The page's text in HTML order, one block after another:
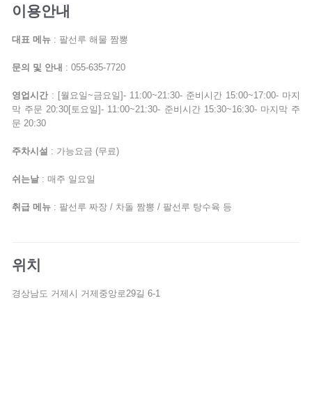
이용안내
대표 메뉴 : 팔선루 해물 짬뽕
문의 및 안내 : 055-635-7720
영업시간 : [월요일~금요일]- 11:00~21:30- 준비시간 15:00~17:00- 마지
막 주문 20:30[토요일]- 11:00~21:30- 준비시간 15:30~16:30- 마지막 주
문 20:30
주차시설 : 가능요금 (무료)
쉬는날 : 매주 일요일
취급 메뉴 : 팔선루 짜장 / 차돌 짬뽕 / 팔선루 탕수육 등
위치
경상남도 거제시 거제중앙로29길 6-1